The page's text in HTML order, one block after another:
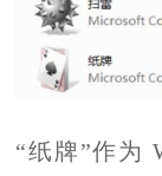
“纸牌”作为